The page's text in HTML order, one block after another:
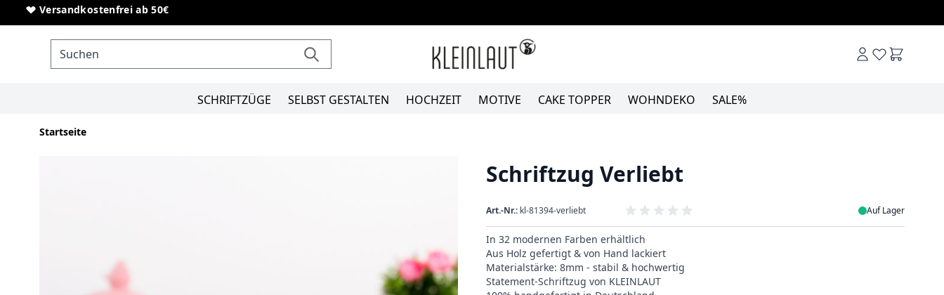
Direkt zum Inhalt
Versandkostenfrei ab 50€
Sonderanfertigungen von Schriftzügen
SCHRIFTZÜGE SELBST GESTALTEN HOCHZEIT MOTIVE CAKE TOPPER WOHNDEKO SALE%
Startseite
Schriftzug Verliebt
Art.-Nr.: kl-81394-verliebt Auf Lager
In 32 modernen Farben erhältlich
Aus Holz gefertigt & von Hand lackiert
Materialstärke: 8mm - stabil & hochwertig
Statement-Schriftzug von KLEINLAUT